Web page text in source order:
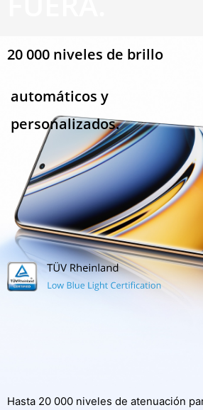
20 000 niveles de brillo
automáticos y
personalizados.
Hasta 20 000 niveles de atenuación